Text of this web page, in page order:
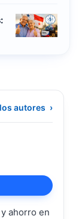
autores ›
ahorro en